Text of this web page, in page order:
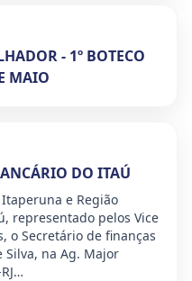
- 1º BOTECO
MAIO
DO ITAÚ
e Região
representado pelos Vice
o Secretário de finanças
Silva, na Ag. Major